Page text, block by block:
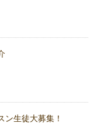
ン生徒大募集！